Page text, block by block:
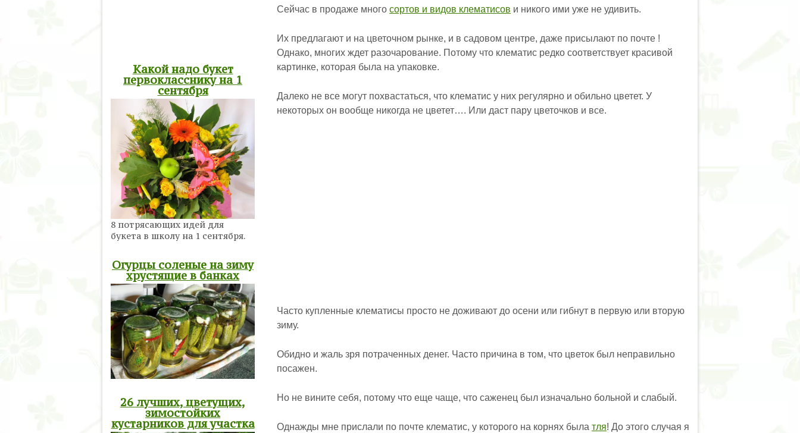
Сейчас в продаже много сортов и видов клематисов и никого ими уже не удивить.
Их предлагают и на цветочном рынке, и в садовом центре, даже присылают по почте !
Однако, многих ждет разочарование. Потому что клематис редко соответствует красивой
картинке, которая была на упаковке.
Далеко не все могут похвастаться, что клематис у них регулярно и обильно цветет. У
некоторых он вообще никогда не цветет…. Или даст пару цветочков и все.
Часто купленные клематисы просто не доживают до осени или гибнут в первую или вторую
зиму.
Обидно и жаль зря потраченных денег. Часто причина в том, что цветок был неправильно
посажен.
Но не вините себя, потому что еще чаще, что саженец был изначально больной и слабый.
Однажды мне прислали по почте клематис, у которого на корнях была тля! До этого случая я
Какой надо букет
первокласснику на 1
сентября
8 потрясающих идей для
букета в школу на 1 сентября.
Огурцы соленые на зиму
хрустящие в банках
26 лучших, цветущих,
зимостойких
кустарников для участка